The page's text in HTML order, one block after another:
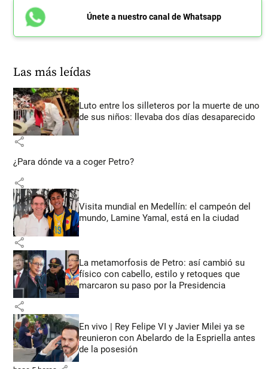
Únete a nuestro canal de Whatsapp
Las más leídas
Luto entre los silleteros por la muerte de uno
de sus niños: llevaba dos días desaparecido
share
¿Para dónde va a coger Petro?
share
Visita mundial en Medellín: el campeón del
mundo, Lamine Yamal, está en la ciudad
share
La metamorfosis de Petro: así cambió su
físico con cabello, estilo y retoques que
marcaron su paso por la Presidencia
share
En vivo | Rey Felipe VI y Javier Milei ya se
reunieron con Abelardo de la Espriella antes
de la posesión